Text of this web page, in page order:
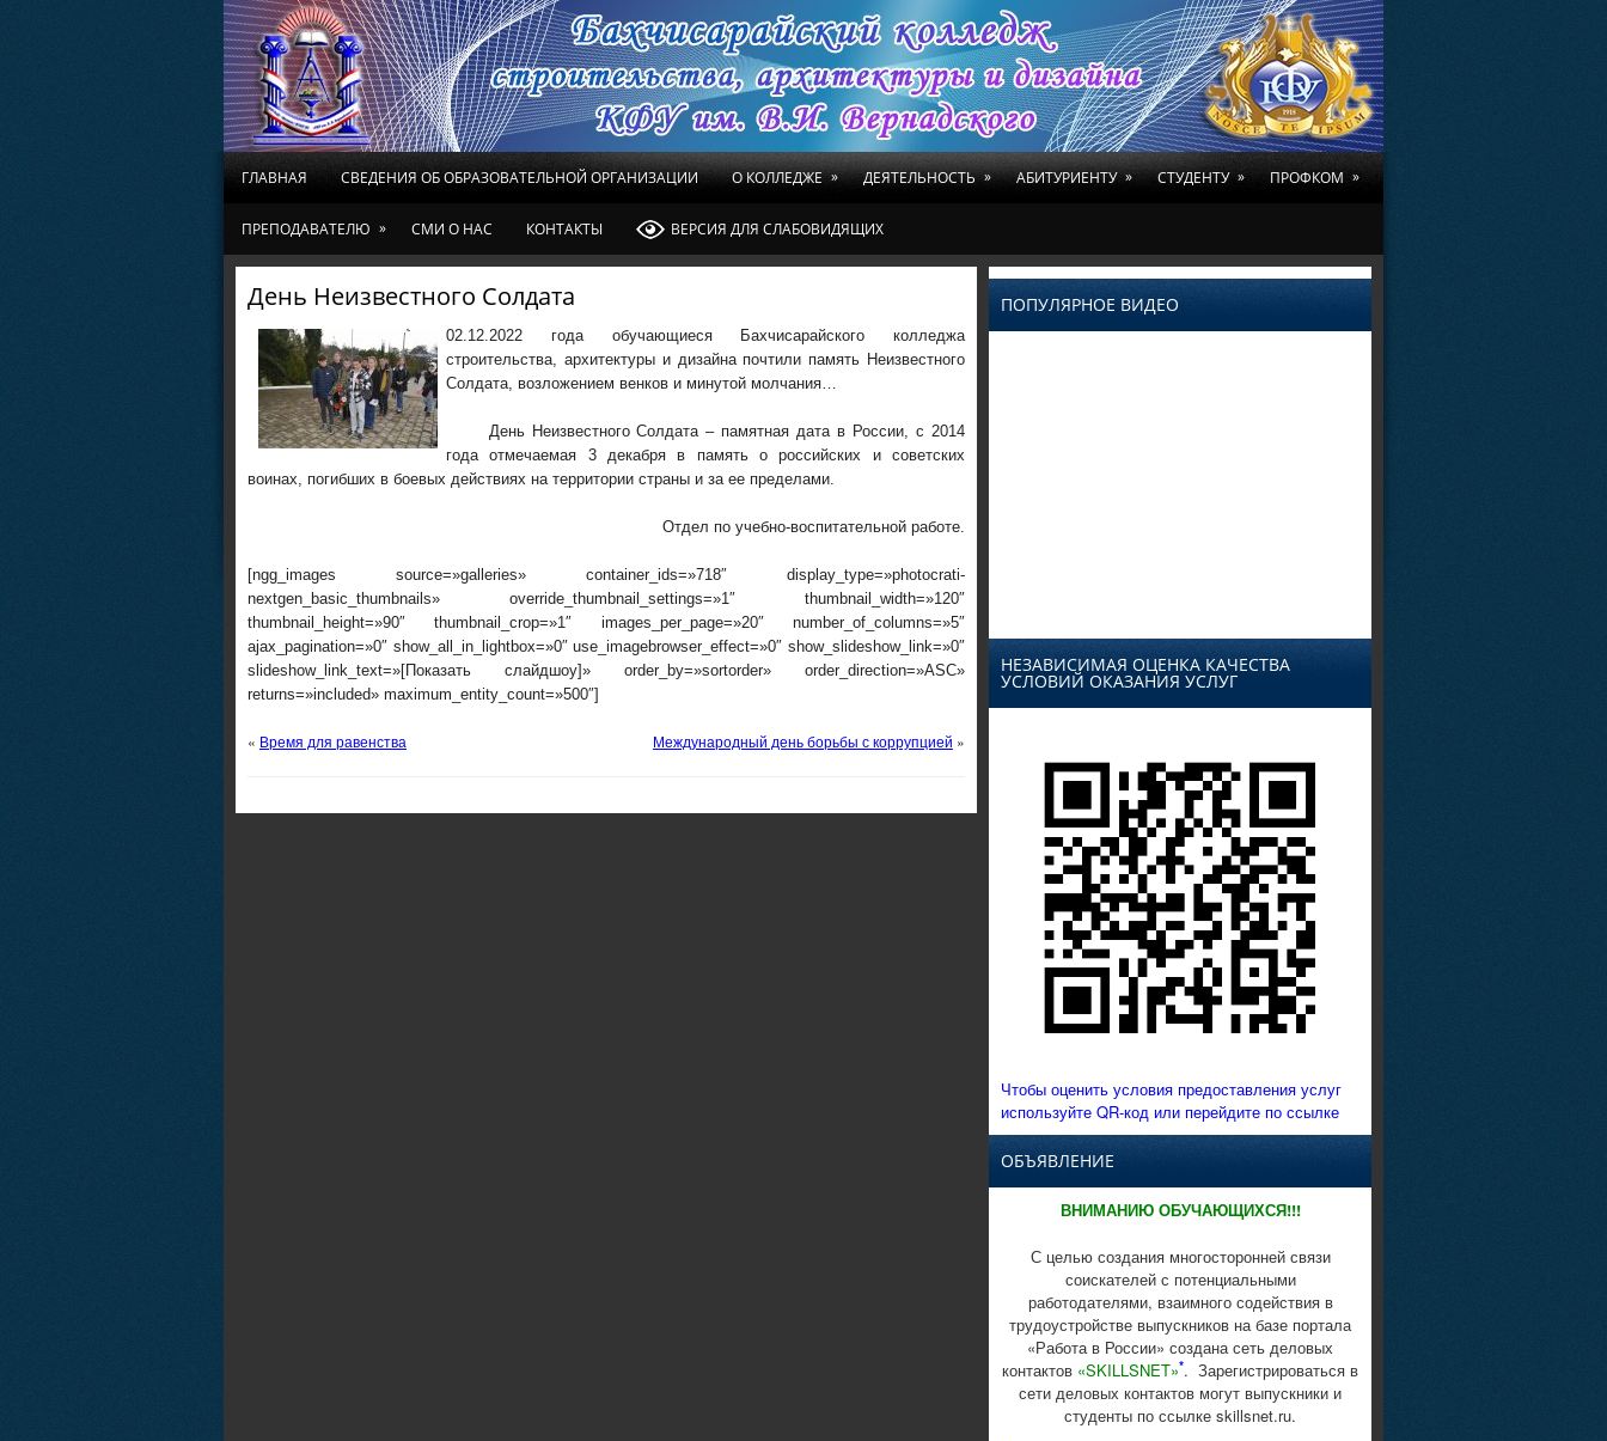
ГЛАВНАЯ СВЕДЕНИЯ ОБ ОБРАЗОВАТЕЛЬНОЙ ОРГАНИЗАЦИИ О КОЛЛЕДЖЕ » ДЕЯТЕЛЬНОСТЬ » АБИТУРИЕНТУ » СТУДЕНТУ » ПРОФКОМ »
ПРЕПОДАВАТЕЛЮ » СМИ О НАС КОНТАКТЫ ВЕРСИЯ ДЛЯ СЛАБОВИДЯЩИХ
День Неизвестного Солдата
02.12.2022 года обучающиеся Бахчисарайского колледжа
строительства, архитектуры и дизайна почтили память Неизвестного
Солдата, возложением венков и минутой молчания…
День Неизвестного Солдата – памятная дата в России, с 2014
года отмечаемая 3 декабря в память о российских и советских
воинах, погибших в боевых действиях на территории страны и за ее пределами.
Отдел по учебно-воспитательной работе.
[ngg_images source=»galleries» container_ids=»718″ display_type=»photocrati-
nextgen_basic_thumbnails» override_thumbnail_settings=»1″ thumbnail_width=»120″
thumbnail_height=»90″ thumbnail_crop=»1″ images_per_page=»20″ number_of_columns=»5″
ajax_pagination=»0″ show_all_in_lightbox=»0″ use_imagebrowser_effect=»0″ show_slideshow_link=»0″
slideshow_link_text=»[Показать слайдшоу]» order_by=»sortorder» order_direction=»ASC»
returns=»included» maximum_entity_count=»500″]
« Время для равенства Международный день борьбы с коррупцией »
ПОПУЛЯРНОЕ ВИДЕО
НЕЗАВИСИМАЯ ОЦЕНКА КАЧЕСТВА
УСЛОВИЙ ОКАЗАНИЯ УСЛУГ
Чтобы оценить условия предоставления услуг
используйте QR-код или перейдите по ссылке
ОБЪЯВЛЕНИЕ
ВНИМАНИЮ ОБУЧАЮЩИХСЯ!!!
С целью создания многосторонней связи
соискателей с потенциальными
работодателями, взаимного содействия в
трудоустройстве выпускников на базе портала
«Работа в России» создана сеть деловых
контактов «SKILLSNET»*. Зарегистрироваться в
сети деловых контактов могут выпускники и
студенты по ссылке skillsnet.ru.